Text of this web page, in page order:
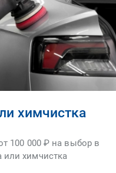
химчистка
100 000 ₽ на выбор в
или химчистка